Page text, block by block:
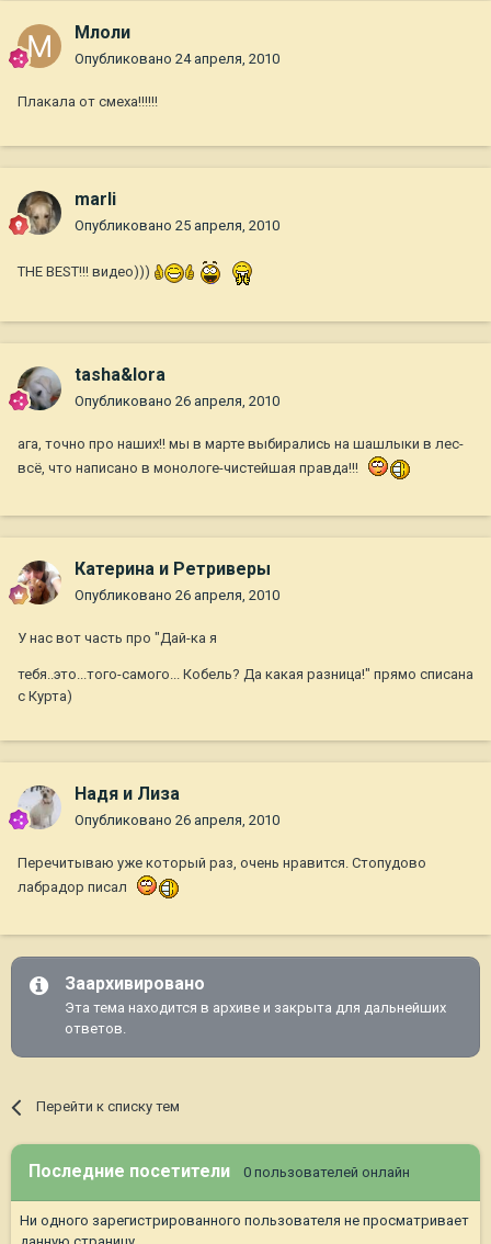
Млоли
Опубликовано 24 апреля, 2010
Плакала от смеха!!!!!!
marli
Опубликовано 25 апреля, 2010
THE BEST!!! видео)))
tasha&lora
Опубликовано 26 апреля, 2010
ага, точно про наших!! мы в марте выбирались на шашлыки в лес-
всё, что написано в монологе-чистейшая правда!!!
Катерина и Ретриверы
Опубликовано 26 апреля, 2010
У нас вот часть про "Дай-ка я
тебя..это...того-самого... Кобель? Да какая разница!" прямо списана
с Курта)
Надя и Лиза
Опубликовано 26 апреля, 2010
Перечитываю уже который раз, очень нравится. Стопудово
лабрадор писал
Заархивировано
Эта тема находится в архиве и закрыта для дальнейших
ответов.
Перейти к списку тем
Последние посетители 0 пользователей онлайн
Ни одного зарегистрированного пользователя не просматривает